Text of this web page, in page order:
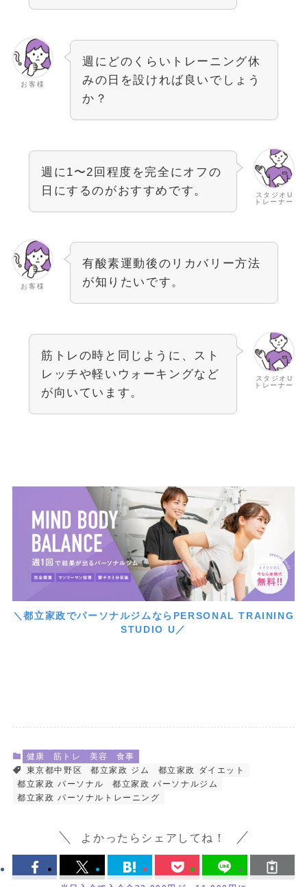
お客様
週にどのくらいトレーニング休
みの日を設ければ良いでしょう
か？
スタジオU
トレーナー
週に1〜2回程度を完全にオフの
日にするのがおすすめです。
お客様
有酸素運動後のリカバリー方法
が知りたいです。
スタジオU
トレーナー
筋トレの時と同じように、スト
レッチや軽いウォーキングなど
が向いています。
＼都立家政でパーソナルジムならPERSONAL TRAINING
STUDIO U／
健康 筋トレ 美容
食事
東京都中野区
都立家政 ジム
都立家政 ダイエット
都立家政 パーソナル
都立家政 パーソナルジム
都立家政 パーソナルトレーニング
よかったらシェアしてね！